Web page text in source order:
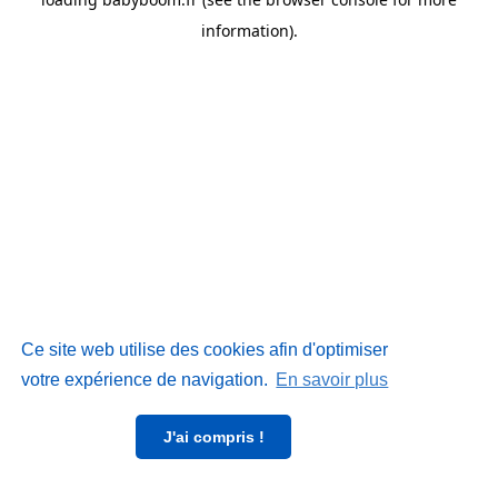
Ce site web utilise des cookies afin d'optimiser
votre expérience de navigation. En savoir plus
J'ai compris !
information).